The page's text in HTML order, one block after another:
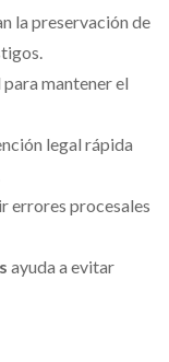
la preservación de
mantener el
legal rápida
errores procesales
ayuda a evitar